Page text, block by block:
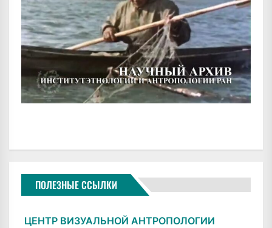
ПОЛЕЗНЫЕ ССЫЛКИ
ЦЕНТР ВИЗУАЛЬНОЙ АНТРОПОЛОГИИ